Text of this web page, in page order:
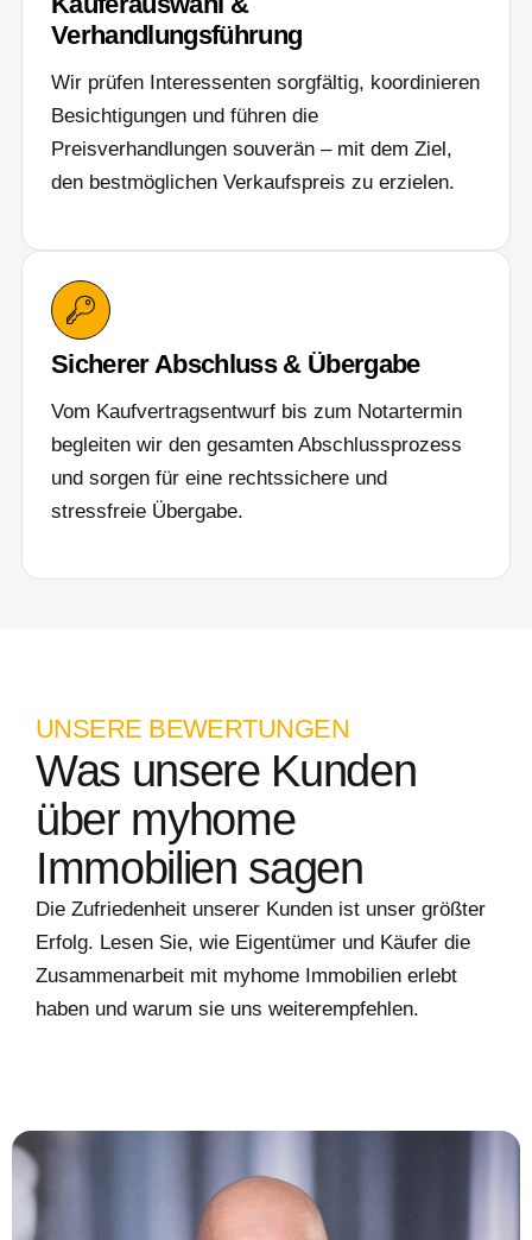
Verhandlungsführung
Wir prüfen Interessenten sorgfältig, koordinieren
Besichtigungen und führen die
Preisverhandlungen souverän – mit dem Ziel,
den bestmöglichen Verkaufspreis zu erzielen.
Sicherer Abschluss & Übergabe
Vom Kaufvertragsentwurf bis zum Notartermin
begleiten wir den gesamten Abschlussprozess
und sorgen für eine rechtssichere und
stressfreie Übergabe.
UNSERE BEWERTUNGEN
Was unsere Kunden
über myhome
Immobilien sagen
Die Zufriedenheit unserer Kunden ist unser größter
Erfolg. Lesen Sie, wie Eigentümer und Käufer die
Zusammenarbeit mit myhome Immobilien erlebt
haben und warum sie uns weiterempfehlen.